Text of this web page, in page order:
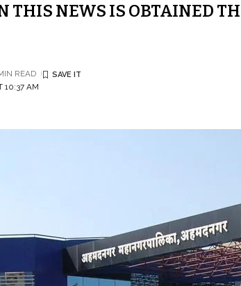
THIS NEWS IS OBTAINED
10:37 AM
READ